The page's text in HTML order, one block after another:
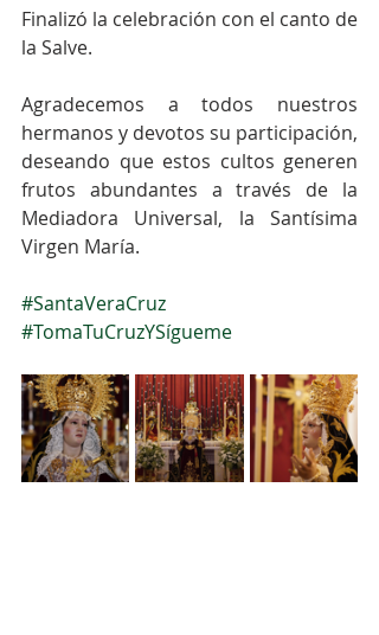
Finalizó la celebración con el canto de
la Salve.
Agradecemos a todos nuestros
hermanos y devotos su participación,
deseando que estos cultos generen
frutos abundantes a través de la
Mediadora Universal, la Santísima
Virgen María.
#SantaVeraCruz
#TomaTuCruzYSígueme